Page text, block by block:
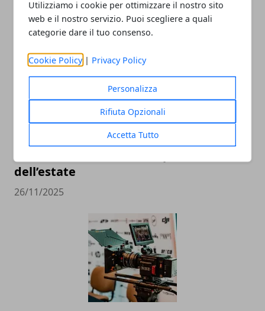
Utilizziamo i cookie per ottimizzare il nostro sito
web e il nostro servizio. Puoi scegliere a quali
categorie dare il tuo consenso.
Cookie Policy | Privacy Policy
Personalizza
Rifiuta Opzionali
Accetta Tutto
ARTICOLI CORRELATI
Il cocomero e le sue calorie: cosa sapere
dell’estate
26/11/2025